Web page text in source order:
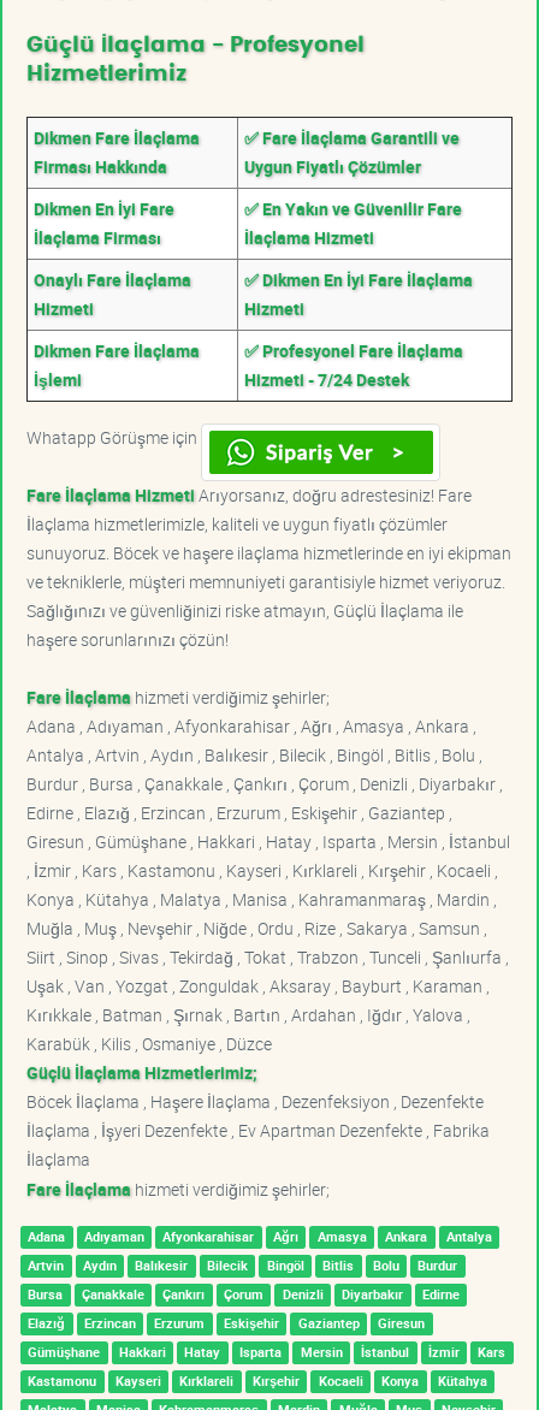
Güçlü İlaçlama - Profesyonel
Hizmetlerimiz
Dikmen Fare İlaçlama
Firması Hakkında
✅ Fare İlaçlama Garantili ve
Uygun Fiyatlı Çözümler
Dikmen En İyi Fare
İlaçlama Firması
✅ En Yakın ve Güvenilir Fare
İlaçlama Hizmeti
Onaylı Fare İlaçlama
Hizmeti
✅ Dikmen En İyi Fare İlaçlama
Hizmeti
Dikmen Fare İlaçlama
İşlemi
✅ Profesyonel Fare İlaçlama
Hizmeti - 7/24 Destek
Whatapp Görüşme için
Fare İlaçlama HizmetiArıyorsanız, doğru adrestesiniz! Fare
İlaçlama hizmetlerimizle, kaliteli ve uygun fiyatlı çözümler
sunuyoruz. Böcek ve haşere ilaçlama hizmetlerinde en iyi ekipman
ve tekniklerle, müşteri memnuniyeti garantisiyle hizmet veriyoruz.
Sağlığınızı ve güvenliğinizi riske atmayın, Güçlü İlaçlama ile
haşere sorunlarınızı çözün!
Fare İlaçlama hizmeti verdiğimiz şehirler;
Adana , Adıyaman , Afyonkarahisar , Ağrı , Amasya , Ankara ,
Antalya , Artvin , Aydın , Balıkesir , Bilecik , Bingöl , Bitlis , Bolu ,
Burdur , Bursa , Çanakkale , Çankırı , Çorum , Denizli , Diyarbakır ,
Edirne , Elazığ , Erzincan , Erzurum , Eskişehir , Gaziantep ,
Giresun , Gümüşhane , Hakkari , Hatay , Isparta , Mersin , İstanbul
, İzmir , Kars , Kastamonu , Kayseri , Kırklareli , Kırşehir , Kocaeli ,
Konya , Kütahya , Malatya , Manisa , Kahramanmaraş , Mardin ,
Muğla , Muş , Nevşehir , Niğde , Ordu , Rize , Sakarya , Samsun ,
Siirt , Sinop , Sivas , Tekirdağ , Tokat , Trabzon , Tunceli , Şanlıurfa ,
Uşak , Van , Yozgat , Zonguldak , Aksaray , Bayburt , Karaman ,
Kırıkkale , Batman , Şırnak , Bartın , Ardahan , Iğdır , Yalova ,
Karabük , Kilis , Osmaniye , Düzce
Güçlü İlaçlama Hizmetlerimiz;
Böcek İlaçlama , Haşere İlaçlama , Dezenfeksiyon , Dezenfekte
İlaçlama , İşyeri Dezenfekte , Ev Apartman Dezenfekte , Fabrika
İlaçlama
Fare İlaçlama hizmeti verdiğimiz şehirler;
Adana Adıyaman Afyonkarahisar Ağrı Amasya Ankara
Antalya
Artvin
Aydın Balıkesir Bilecik Bingöl Bitlis Bolu
Burdur
Bursa
Çanakkale Çankırı Çorum Denizli Diyarbakır
Edirne
Elazığ
Erzincan Erzurum Eskişehir Gaziantep
Giresun
Gümüşhane
Hakkari Hatay Isparta Mersin İstanbul İzmir
Kars
Kastamonu
Kayseri Kırklareli Kırşehir Kocaeli Konya
Kütahya